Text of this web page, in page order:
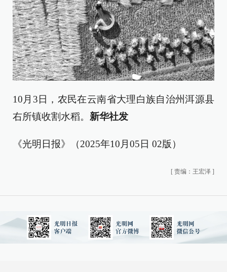
10月3日，农民在云南省大理白族自治州洱源县
右所镇收割水稻。 新华社发
《光明日报》（2025年10月05日 02版）
[ 责编：王宏泽 ]